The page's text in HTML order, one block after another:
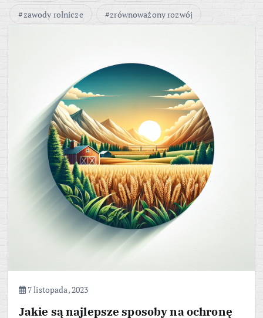
zawody rolnicze
zrównoważony rozwój
7 listopada, 2023
Jakie są najlepsze sposoby na ochronę